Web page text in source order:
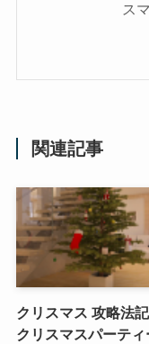
ス
関連記事
クリスマス 攻略法
クリスマスパーティ